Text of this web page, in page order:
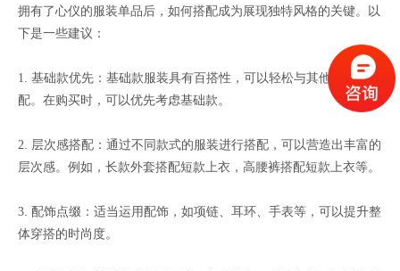
拥有了心仪的服装单品后，如何搭配成为展现独特风格的关键。以
下是一些建议：
1. 基础款优先：基础款服装具有百搭性，可以轻松与其他单品搭
配。在购买时，可以优先考虑基础款。
2. 层次感搭配：通过不同款式的服装进行搭配，可以营造出丰富的
层次感。例如，长款外套搭配短款上衣，高腰裤搭配短款上衣等。
3. 配饰点缀：适当运用配饰，如项链、耳环、手表等，可以提升整
体穿搭的时尚度。